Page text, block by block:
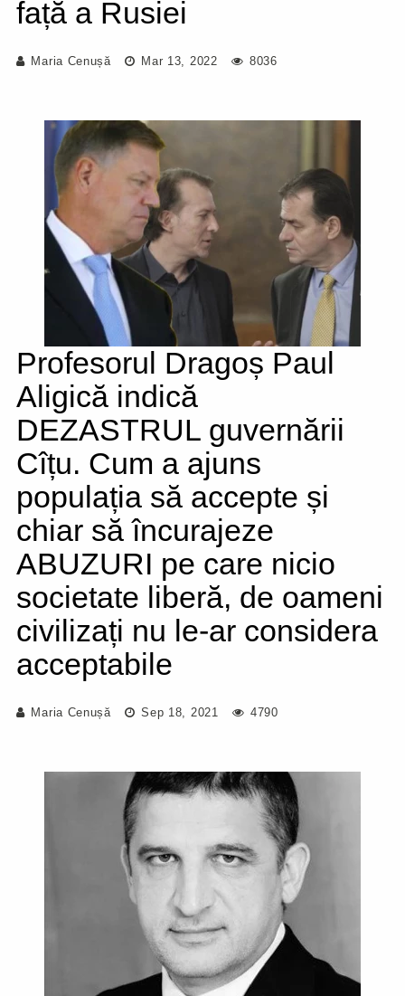
față a Rusiei
Maria Cenușă Mar 13, 2022 8036
Profesorul Dragoș Paul
Aligică indică
DEZASTRUL guvernării
Cîțu. Cum a ajuns
populația să accepte și
chiar să încurajeze
ABUZURI pe care nicio
societate liberă, de oameni
civilizați nu le-ar considera
acceptabile
Maria Cenușă Sep 18, 2021 4790